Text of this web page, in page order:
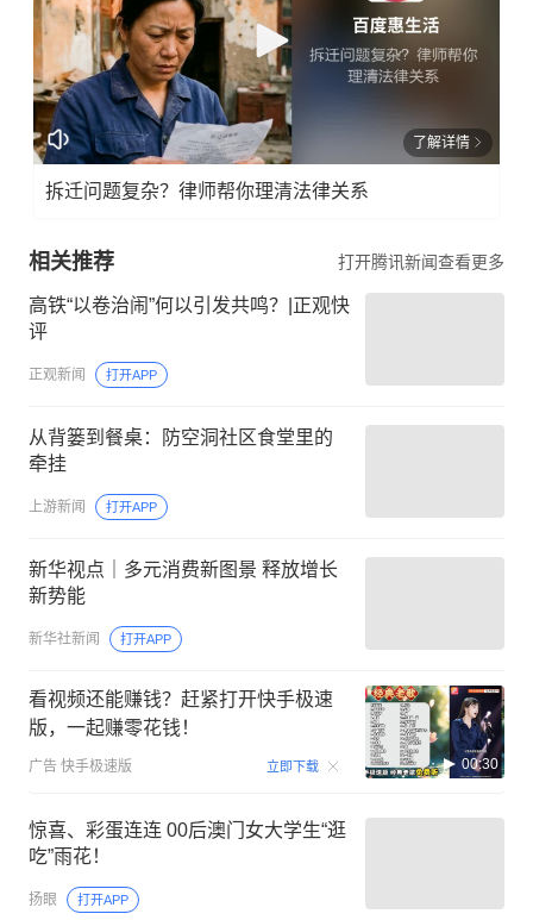
了解详情
拆迁问题复杂？律师帮你理清法律关系
相关推荐 打开腾讯新闻查看更多
高铁“以卷治闹”何以引发共鸣？|正观快
评
正观新闻 打开APP
从背篓到餐桌：防空洞社区食堂里的
牵挂
上游新闻 打开APP
新华视点｜多元消费新图景 释放增长
新势能
新华社新闻 打开APP
看视频还能赚钱？赶紧打开快手极速
版，一起赚零花钱！
广告 快手极速版 立即下载 00:30
惊喜、彩蛋连连 00后澳门女大学生“逛
吃”雨花！
扬眼 打开APP